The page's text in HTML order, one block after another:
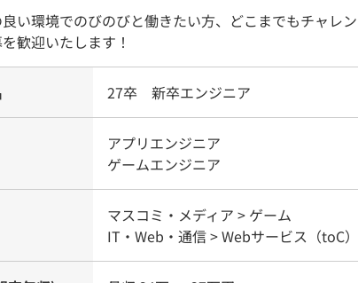
い環境でのびのびと働きたい方、どこまでもチャレ
歓迎いたします！
27卒 新卒エンジニア
アプリエンジニア
ゲームエンジニア
マスコミ・メディア > ゲーム
IT・Web・通信 > Webサービス（toC）